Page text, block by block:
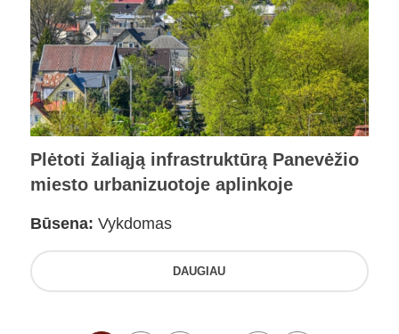
Plėtoti žaliąją infrastruktūrą Panevėžio
miesto urbanizuotoje aplinkoje
Būsena: Vykdomas
DAUGIAU